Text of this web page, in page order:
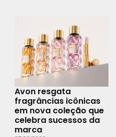
Avon resgata
fragrâncias icônicas
em nova coleção que
celebra sucessos da
marca